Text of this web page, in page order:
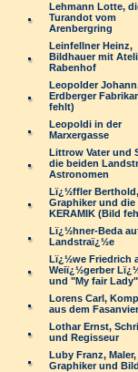
Lehmann Lotte,
Turandot vom
Arenbergring
Leinfellner Heinz,
Bildhauer mit
Rabenhof
Leopolder
Erdberger
fehlt)
Leopoldi in der
Marxergasse
Littrow Vater und
die beiden
Astronomen
Lï¿½ffler Berthold,
Graphiker und die
KERAMIK (Bild
Lï¿½hner-Beda
Landstraï¿½e
Lï¿½we Friedrich
Weiï¿½gerber
und "My fair Lady"
Lorens Carl,
aus dem
Lothar Ernst,
und Regisseur
Luby Franz, Maler,
Graphiker und